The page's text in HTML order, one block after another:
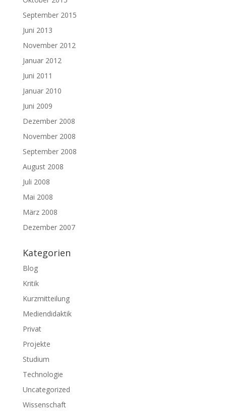
September 2015
Juni 2013
November 2012
Januar 2012
Juni 2011
Januar 2010
Juni 2009
Dezember 2008
November 2008
September 2008
August 2008
Juli 2008
Mai 2008
März 2008
Dezember 2007
Kategorien
Blog
Kritik
Kurzmitteilung
Mediendidaktik
Privat
Projekte
Studium
Technologie
Uncategorized
Wissenschaft